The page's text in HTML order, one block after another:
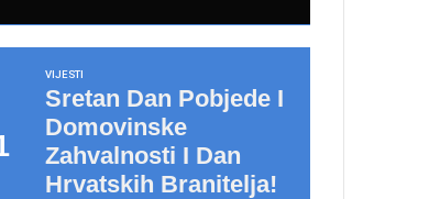
VIJESTI
Sretan Dan Pobjede I
Domovinske
Zahvalnosti I Dan
Hrvatskih Branitelja!